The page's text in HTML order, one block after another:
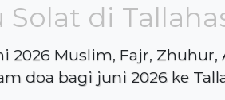
Solat di
2026 Muslim, Fajr,
doa bagi juni 2026 ke